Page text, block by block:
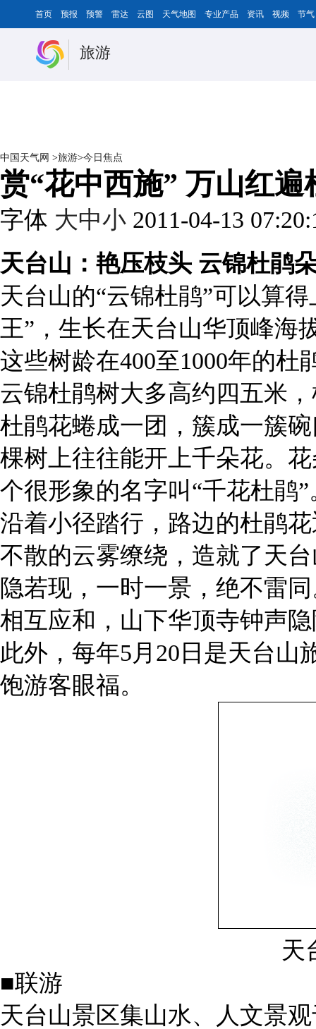
首页 预报 预警 雷达 云图 天气地图 专业产品 资讯 视频 节气
旅游
中国天气网 >旅游>今日焦点
赏“花中西施” 万山红遍
字体 大中小 2011-04-13
天台山：艳压枝头 云锦杜鹃
天台山的“云锦杜鹃”可以算
王”，生长在天台山华顶峰海
这些树龄在400至1000年的
云锦杜鹃树大多高约四五米
杜鹃花蜷成一团，簇成一簇
棵树上往往能开上千朵花。
个很形象的名字叫“千花杜鹃”
沿着小径踏行，路边的杜鹃
不散的云雾缭绕，造就了天
隐若现，一时一景，绝不雷
相互应和，山下华顶寺钟声
此外，每年5月20日是天台山
饱游客眼福。
天
■联游
天台山景区集山水、人文景